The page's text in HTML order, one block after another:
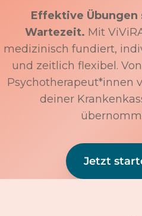
Effektive Übungen
Wartezeit. Mit
medizinisch fundiert,
und zeitlich flexibel.
Psychotherapeut*innen
deiner
Jetzt